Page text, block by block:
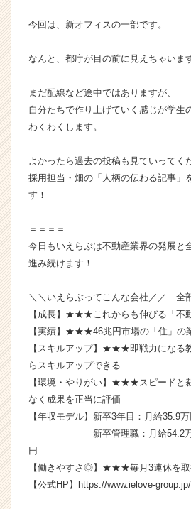
ー・
長
か
ら
ウ
ト
活
ト
ア
キ
ャ
リ
ア
（C
h
e
C
a
今回は、新オフィスの一部です。
なんと、都庁が目の前に見えちゃいま
まだ配線など途中ではありますが、
自分たちで作り上げていく感じが学生
わくわくします。
よかったら過去の投稿も見ていってく
採用担当・畑の「人柄の伝わる記事」
す！
＝＝＝＝
今日もいえらぶは不動産業界の発展と
進み続けます！
＼＼いえらぶってこんな会社／／ 全
【成長】★★★これからも伸びる「不
【実績】★★★46兆円市場の「住」の
【スキルアップ】★★★即戦力になる
らスキルアップできる
【環境・やりがい】★★★スピードと
なく成果を正当に評価
【年収モデル】新卒3年目：月給35.9
新卒管理職：月給54.2万円
円
【働きやすさ◎】★★★毎月3連休を
【公式HP】https://www.ielove-group.jp/